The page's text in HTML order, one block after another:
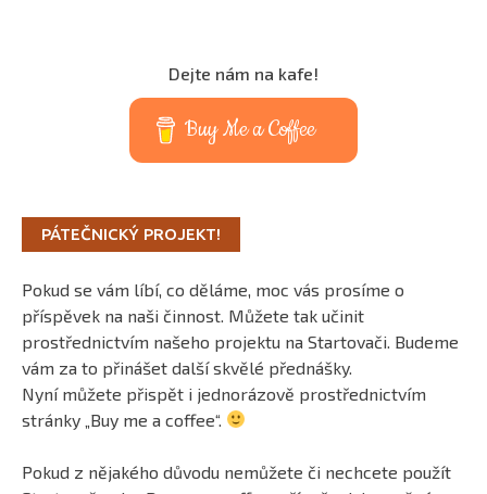
Dejte nám na kafe!
Buy Me a Coffee
PÁTEČNICKÝ PROJEKT!
Pokud se vám líbí, co děláme, moc vás prosíme o
příspěvek na naši činnost. Můžete tak učinit
prostřednictvím našeho projektu na Startovači. Budeme
vám za to přinášet další skvělé přednášky.
Nyní můžete přispět i jednorázově prostřednictvím
stránky „Buy me a coffee“.
Pokud z nějakého důvodu nemůžete či nechcete použít